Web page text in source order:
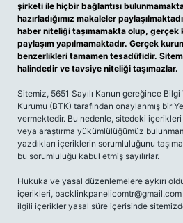
şirketi ile hiçbir bağlantısı
hazırladığımız makaleler
haber niteliği taşımamakta olup, gerçek
paylaşım yapılmamaktadır. Gerçek
benzerlikleri tamamen tesadüfidir.
halindedir ve tavsiye niteliği taşımazlar.
Sitemiz, 5651 Sayılı Kanun gereğince
Kurumu (BTK) tarafından onaylanmış bir
vermektedir. Bu nedenle, sitedeki
veya araştırma yükümlülüğümüz
yazdıkları içeriklerin sorumluluğunu
bu sorumluluğu kabul etmiş sayılırlar.
Hukuka ve yasal düzenlemelere aykırı
içerikleri, backlinkpanelicomtr@gmail.com
ilgili içerikler yasal süre içerisinde